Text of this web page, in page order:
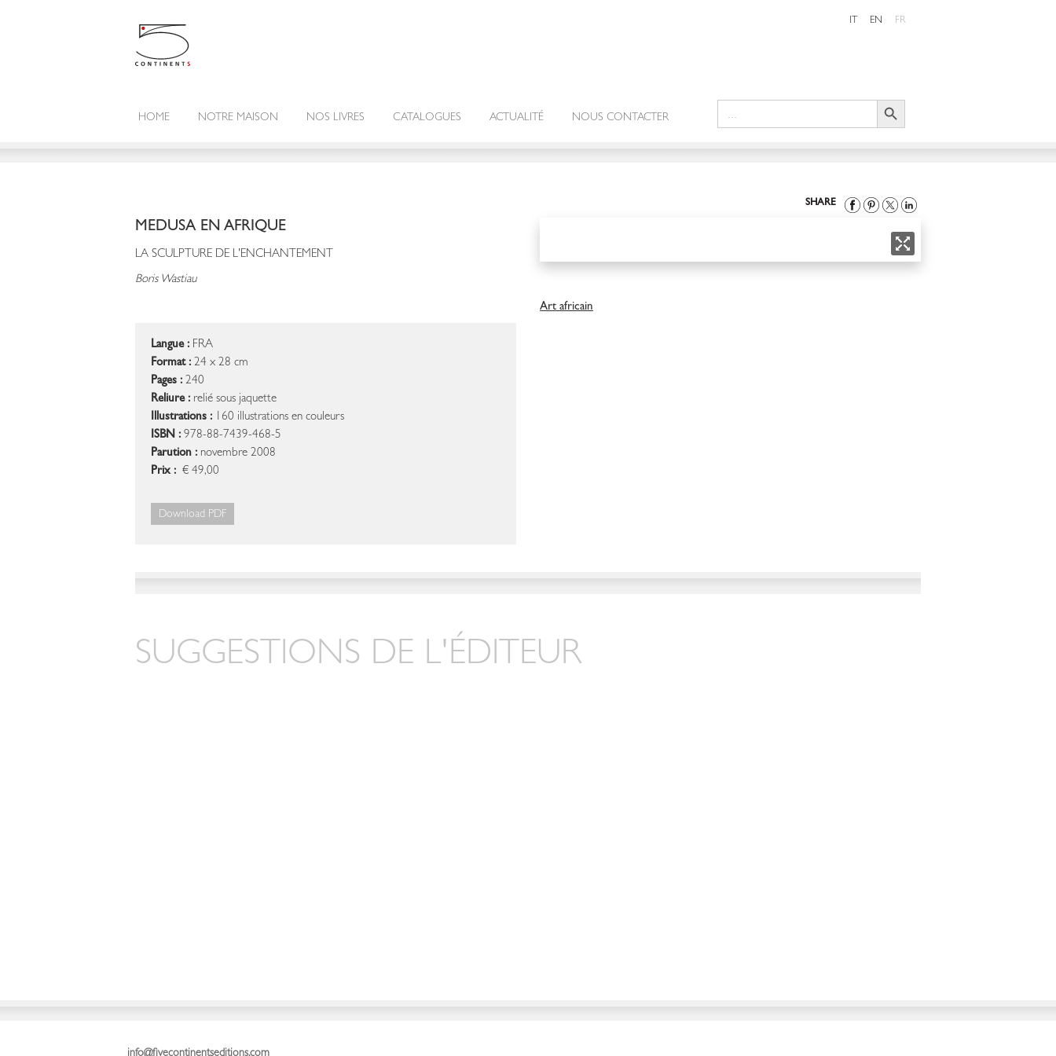
IT EN FR
HOME NOTRE MAISON NOS LIVRES CATALOGUES ACTUALITÉ NOUS CONTACTER
Search Button
SHARE
MEDUSA EN AFRIQUE
LA SCULPTURE DE L'ENCHANTEMENT
Boris Wastiau
Langue : FRA
Format : 24 x 28 cm
Pages : 240
Reliure : relié sous jaquette
Illustrations : 160 illustrations en couleurs
ISBN : 978-88-7439-468-5
Parution : novembre 2008
Prix : € 49,00
Download PDF
Art africain
SUGGESTIONS DE L'ÉDITEUR
info@fivecontinentseditions.com